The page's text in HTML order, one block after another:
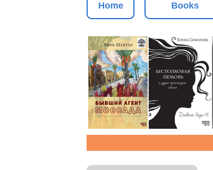
Home Books